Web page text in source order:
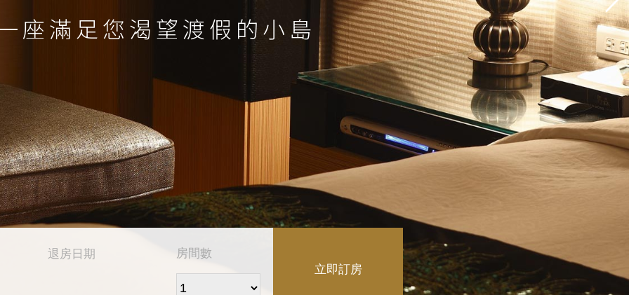
座滿 足 您渴望渡假 的小 島
退房日期
房間數
立即訂房